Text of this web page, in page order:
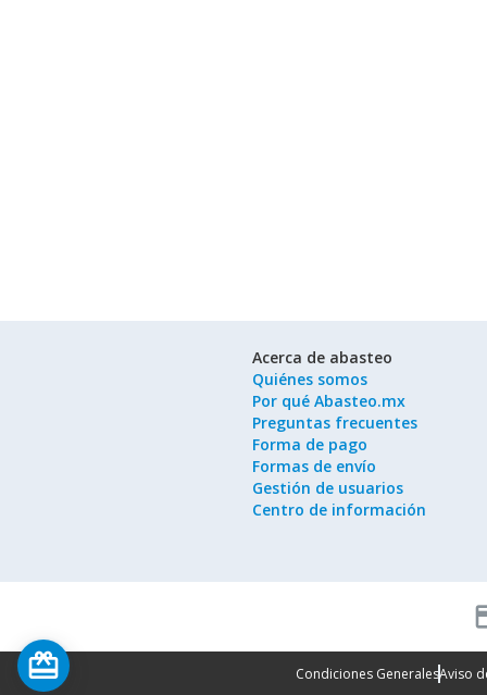
Acerca de abasteo
Quiénes somos
Por qué Abasteo.mx
Preguntas frecuentes
Forma de pago
Formas de envío
Gestión de usuarios
Centro de información
Condiciones GeneralesAviso
card_giftcard